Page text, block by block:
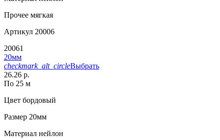
Прочее мягкая
Артикул 20006
20061
20мм
checkmark_alt_circleВыбрать
26.26 р.
По 25 м
Цвет бордовый
Размер 20мм
Материал нейлон